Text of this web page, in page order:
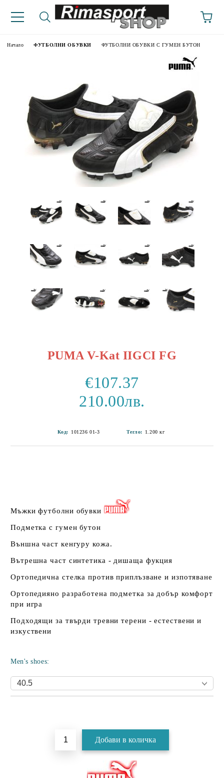
Начало ФУТБОЛНИ ОБУВКИ ФУТБОЛНИ ОБУВКИ С ГУМЕН БУТОН
PUMA V-Kat IIGCI FG
€107.37
210.00лв.
Код: 101236 01-3 Тегло: 1.200 кг
Мъжки футболни обувки
Подметка с гумен бутон
Външна част кенгуру кожа.
Вътрешна част синтетика - дишаща фукция
Ортопедична стелка против приплъзване и изпотяване
Ортопедияно разработена подметка за добър комфорт
при игра
Подходящи за твърди тревни терени - естествени и
изкуствени
Men's shoes: